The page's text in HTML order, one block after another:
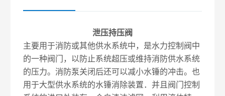
泄压持压阀
主要用于消防或其他供水系统中，是水力控制阀中
的一种阀门，以防止系统超压或维持消防供水系统
的压力。消防泵关闭后还可以减小水锤的冲击。也
用于大型供水系统的水锤消除装置．并且阀门控制